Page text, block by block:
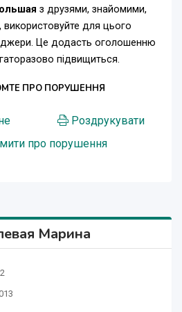
з друзями, знайомими,
використовуйте для цього
Це додасть оголошенню
підвищиться.
ПРО ПОРУШЕННЯ
Роздрукувати
про порушення
Марина